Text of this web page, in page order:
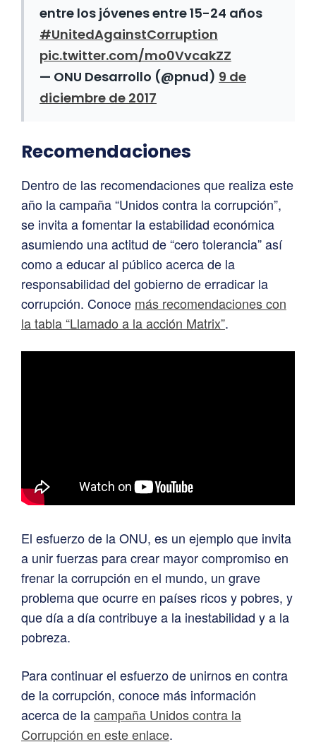
entre los jóvenes entre 15-24 años
#UnitedAgainstCorruption
pic.twitter.com/mo0VvcakZZ
— ONU Desarrollo (@pnud) 9 de
diciembre de 2017
Recomendaciones
Dentro de las recomendaciones que realiza este
año la campaña “Unidos contra la corrupción”,
se invita a fomentar la estabilidad económica
asumiendo una actitud de “cero tolerancia” así
como a educar al público acerca de la
responsabilidad del gobierno de erradicar la
corrupción. Conoce más recomendaciones con
la tabla “Llamado a la acción Matrix”.
El esfuerzo de la ONU, es un ejemplo que invita
a unir fuerzas para crear mayor compromiso en
frenar la corrupción en el mundo, un grave
problema que ocurre en países ricos y pobres, y
que día a día contribuye a la inestabilidad y a la
pobreza.
Para continuar el esfuerzo de unirnos en contra
de la corrupción, conoce más información
acerca de lacampaña Unidos contra la
Corrupción en este enlace.